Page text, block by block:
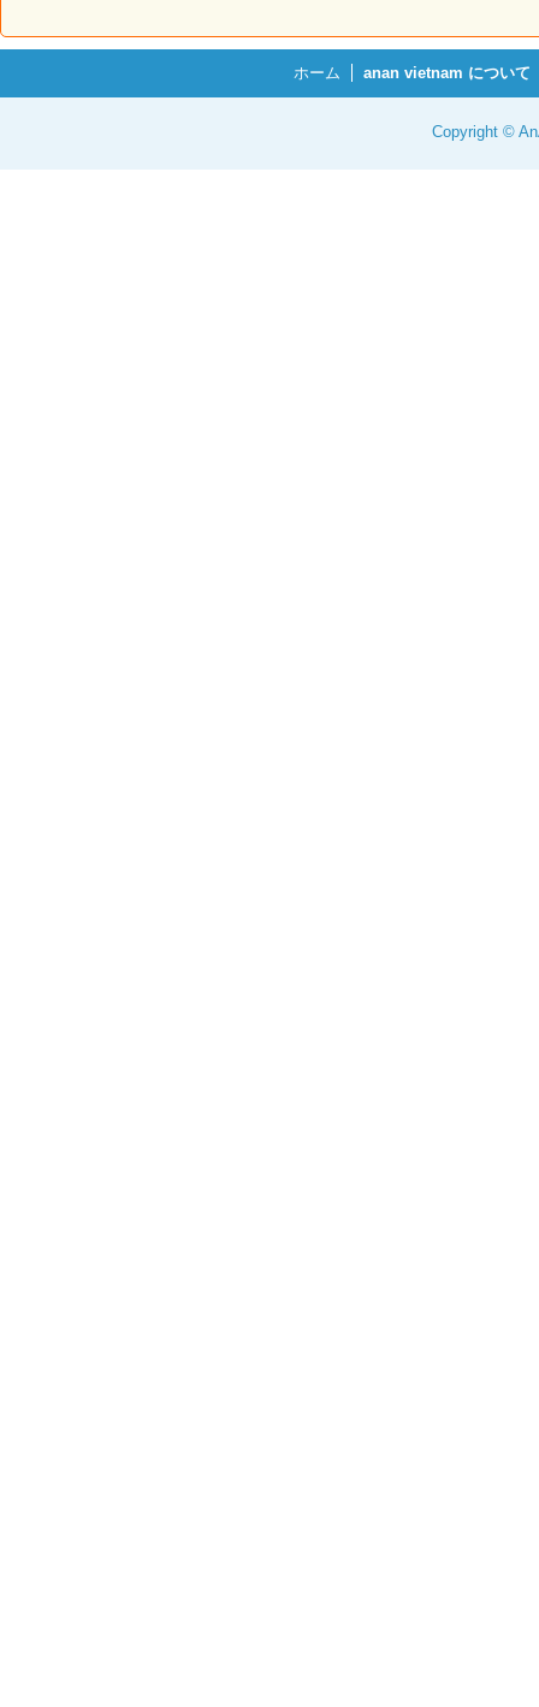
ホーム anan vietnam について
Copyright ©